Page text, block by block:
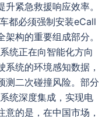
紧急救援响应效率。
都必须强制安装eCall
构的重要组成部分。
统正在向智能化方向
统的环境感知数据，
测二次碰撞风险。部分
统深度集成，实现电
的是，在中国市场，